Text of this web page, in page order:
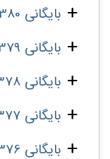
بایگانی 1380
بایگانی 1379
بایگانی 1378
بایگانی 1377
بایگانی 1376